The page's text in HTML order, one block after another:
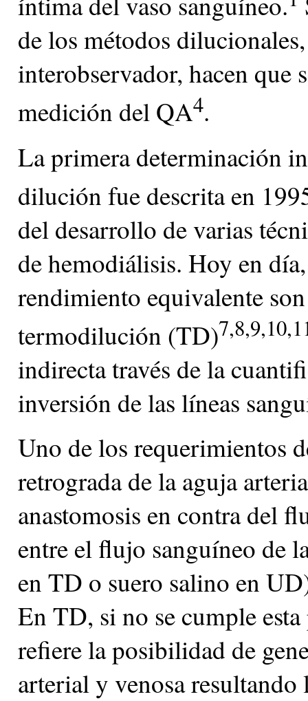
de los métodos
interobservador, hacen que
medición del QA4.
La primera determinación
dilución fue descrita en
del desarrollo de varias
de hemodiálisis. Hoy en
rendimiento equivalente
termodilución (TD)
indirecta través de la
inversión de las líneas
Uno de los requerimientos
retrograda de la aguja
anastomosis en contra del
entre el flujo sanguíneo de
en TD o suero salino en
En TD, si no se cumple
refiere la posibilidad de
arterial y venosa